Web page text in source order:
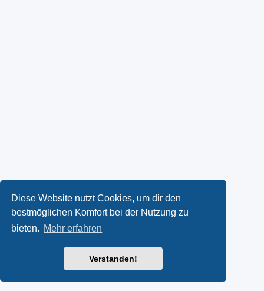
Diese Website nutzt Cookies, um dir den
bestmöglichen Komfort bei der Nutzung zu
bieten. Mehr erfahren
Verstanden!